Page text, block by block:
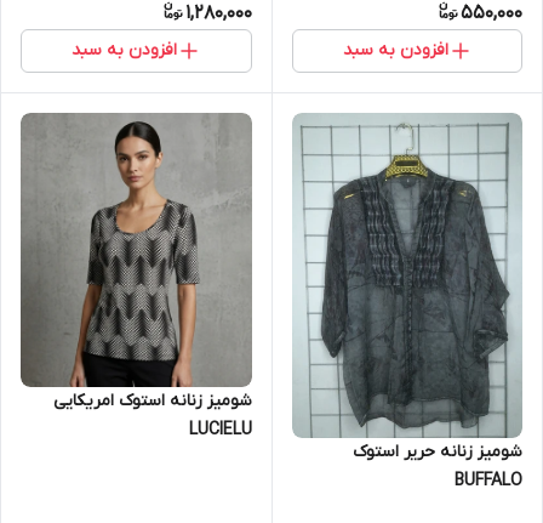
550,000
افزودن به سبد
1,280,000
افزودن به سبد
شومیز زنانه حریر استوک
BUFFALO
شومیز زنانه استوک امریکایی
LUCIELU